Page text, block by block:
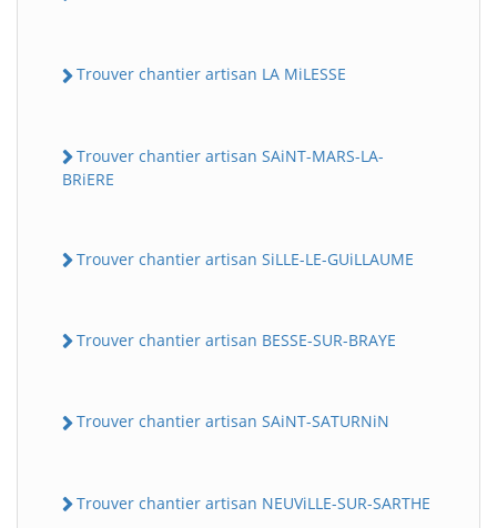
Trouver chantier artisan LA MiLESSE
Trouver chantier artisan SAiNT-MARS-LA-
BRiERE
Trouver chantier artisan SiLLE-LE-GUiLLAUME
Trouver chantier artisan BESSE-SUR-BRAYE
Trouver chantier artisan SAiNT-SATURNiN
Trouver chantier artisan NEUViLLE-SUR-SARTHE